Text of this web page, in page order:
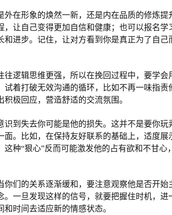
外在形象的焕然一新，还是内在品质的修炼提
，让自己变得更加自信和健康；也可以报名学
和进步。记住，让对方看到你是真正为了自己
往逻辑思维更强，所以在挽回过程中，要学
试着打破无效沟通的循环，比如不再一味指
极回应，营造舒适的交流氛围。
识到失去你可能是他的损失。这并不是要你
面。比如，在保持友好联系的基础上，适度展
这种“狠心”反而可能激发他的占有欲和不甘心
你们的关系逐渐缓和，要注意观察他是否开
。一旦发现这样的信号，就要把握住时机，进
时间去适应新的情感状态。